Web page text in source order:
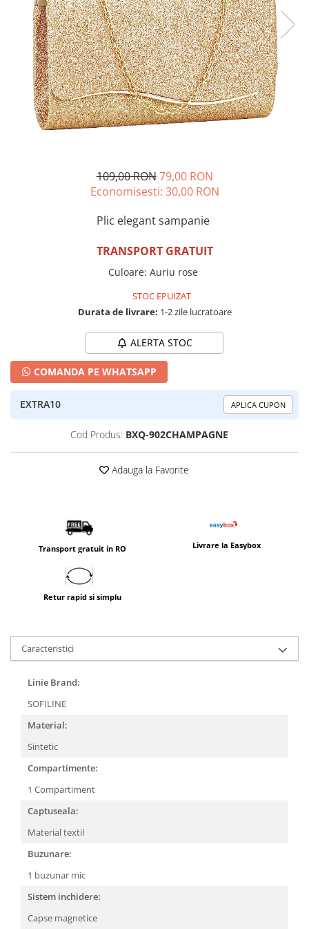
Incaltamine primavara-vara piele
Imbracaminte
Camasi si topuri
Blugi si pantaloni
Fuste
Pulovere si cardigane
Rochii
Salopete
109,00 RON 79,00 RON
Economisesti: 30,00 RON
Plic elegant sampanie
TRANSPORT GRATUIT
Culoare: Auriu rose
STOC EPUIZAT
Durata de livrare: 1-2 zile lucratoare
ALERTA STOC
COMANDA PE WHATSAPP
EXTRA10 APLICA CUPON
Cod Produs: BXQ-902CHAMPAGNE
Adauga la Favorite
Transport gratuit in RO Livrare la Easybox
Retur rapid si simplu
Caracteristici
Linie Brand:
SOFILINE
Material:
Sintetic
Compartimente:
1 Compartiment
Captuseala:
Material textil
Buzunare:
1 buzunar mic
Sistem inchidere:
Capse magnetice